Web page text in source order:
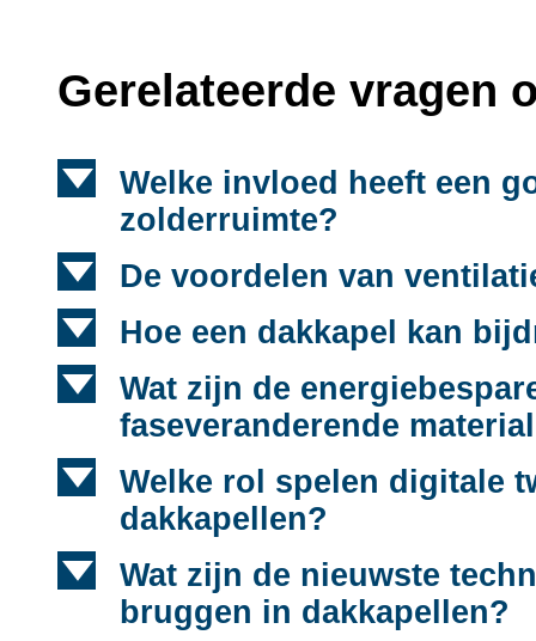
Gerelateerde vragen
d
Welke invloed heeft een
zolderruimte?
d De voordelen van
d Hoe een dakkapel kan
d
Wat zijn de
faseveranderende
d
Welke rol spelen digitale
dakkapellen?
d
Wat zijn de nieuwste
bruggen in dakkapellen?